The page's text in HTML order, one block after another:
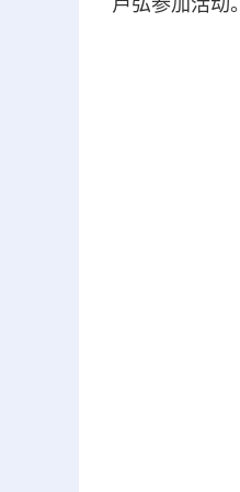
卢弘参加活动。